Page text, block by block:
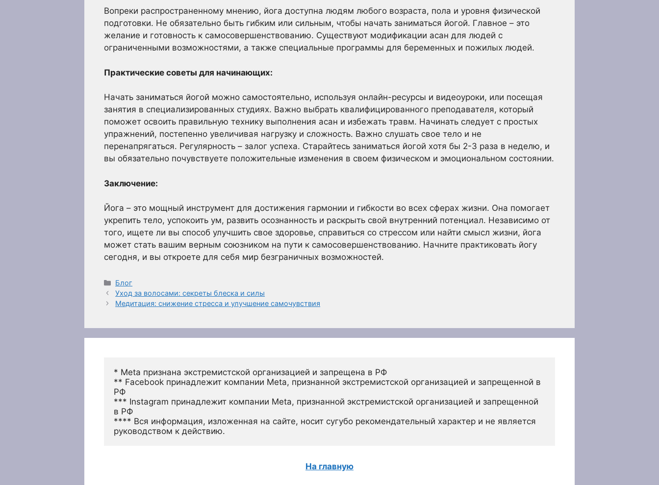
Вопреки распространенному мнению, йога доступна людям любого возраста, пола и уровня физической
подготовки. Не обязательно быть гибким или сильным, чтобы начать заниматься йогой. Главное – это
желание и готовность к самосовершенствованию. Существуют модификации асан для людей с
ограниченными возможностями, а также специальные программы для беременных и пожилых людей.
Практические советы для начинающих:
Начать заниматься йогой можно самостоятельно, используя онлайн-ресурсы и видеоуроки, или посещая
занятия в специализированных студиях. Важно выбрать квалифицированного преподавателя, который
поможет освоить правильную технику выполнения асан и избежать травм. Начинать следует с простых
упражнений, постепенно увеличивая нагрузку и сложность. Важно слушать свое тело и не
перенапрягаться. Регулярность – залог успеха. Старайтесь заниматься йогой хотя бы 2-3 раза в неделю, и
вы обязательно почувствуете положительные изменения в своем физическом и эмоциональном состоянии.
Заключение:
Йога – это мощный инструмент для достижения гармонии и гибкости во всех сферах жизни. Она помогает
укрепить тело, успокоить ум, развить осознанность и раскрыть свой внутренний потенциал. Независимо от
того, ищете ли вы способ улучшить свое здоровье, справиться со стрессом или найти смысл жизни, йога
может стать вашим верным союзником на пути к самосовершенствованию. Начните практиковать йогу
сегодня, и вы откроете для себя мир безграничных возможностей.
Рубрики
Блог
Уход за волосами: секреты блеска и силы
Медитация: снижение стресса и улучшение самочувствия
* Meta признана экстремистской организацией и запрещена в РФ
** Facebook принадлежит компании Meta, признанной экстремистской организацией и запрещенной в
РФ
*** Instagram принадлежит компании Meta, признанной экстремистской организацией и запрещенной
в РФ
**** Вся информация, изложенная на сайте, носит сугубо рекомендательный характер и не является
руководством к действию.
На главную